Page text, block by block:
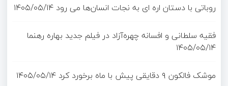
روباتی با دستان اره ای به نجات انسان‌ها می رود ۱۴۰۵/۰۵/۱۴
فقیه سلطانی و افسانه چهره‌آزاد در فیلم جدید بهاره رهنما
۱۴۰۵/۰۵/۱۴
موشک فالکون ۹ دقایقی پیش با ماه برخورد کرد
۱۴۰۵/۰۵/۱۴